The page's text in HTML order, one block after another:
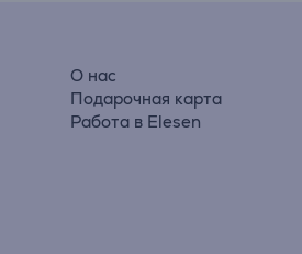
О нас
Подарочная карта
Работа в Elesen